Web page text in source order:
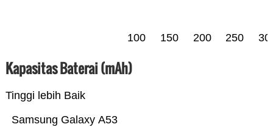
100 150 200 250
Kapasitas Baterai (mAh)
Tinggi lebih Baik
Samsung Galaxy A53